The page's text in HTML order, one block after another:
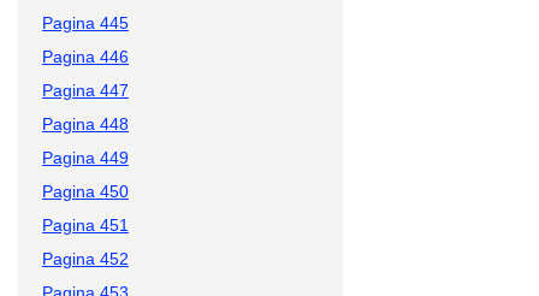
Pagina 445
Pagina 446
Pagina 447
Pagina 448
Pagina 449
Pagina 450
Pagina 451
Pagina 452
Pagina 453